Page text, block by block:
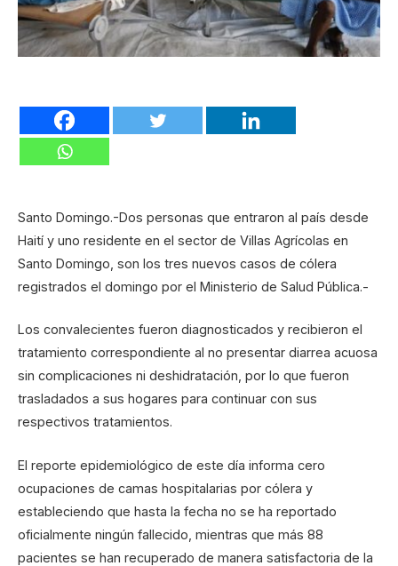
Santo Domingo.-Dos personas que entraron al país desde
Haití y uno residente en el sector de Villas Agrícolas en
Santo Domingo, son los tres nuevos casos de cólera
registrados el domingo por el Ministerio de Salud Pública.-
Los convalecientes fueron diagnosticados y recibieron el
tratamiento correspondiente al no presentar diarrea acuosa
sin complicaciones ni deshidratación, por lo que fueron
trasladados a sus hogares para continuar con sus
respectivos tratamientos.
El reporte epidemiológico de este día informa cero
ocupaciones de camas hospitalarias por cólera y
estableciendo que hasta la fecha no se ha reportado
oficialmente ningún fallecido, mientras que más 88
pacientes se han recuperado de manera satisfactoria de la